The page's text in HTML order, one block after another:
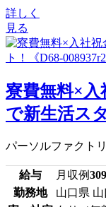
詳しく
見る
寮費無料×入
で新生活ス
パーソルファクト
給与 月収例
勤務地
山口県